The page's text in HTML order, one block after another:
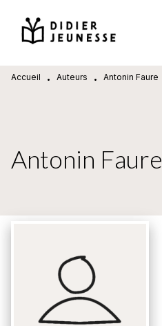
MENU RECHERCHE
PIED DE PAGE
Accueil • Auteurs • Antonin Faure
Antonin Faure